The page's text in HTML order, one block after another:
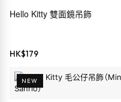
Hello Kitty 雙面鏡吊飾
HK$179
NEW